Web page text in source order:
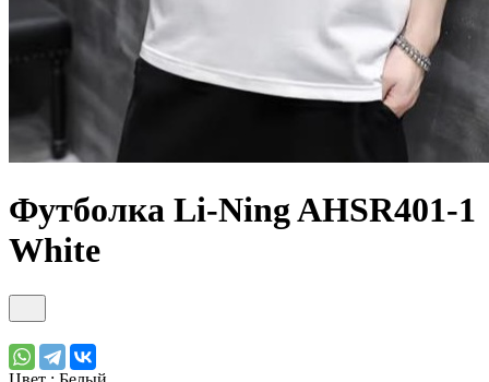
Футболка Li-Ning AHSR401-1
White